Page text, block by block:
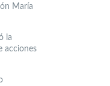
María
la
acciones